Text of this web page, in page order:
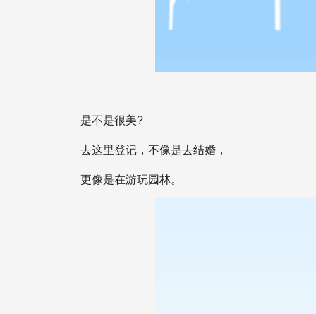
是不是很美?
去这里登记，不像是去结婚，
更像是在游玩园林。